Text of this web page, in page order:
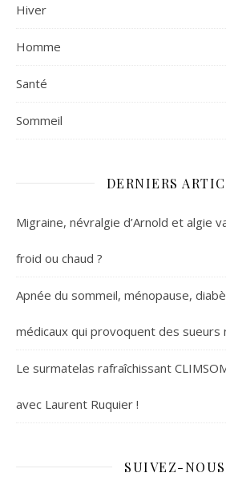
Hiver
Homme
Santé
Sommeil
DERNIERS
Migraine, névralgie d’Arnold et algie
froid ou chaud ?
Apnée du sommeil, ménopause,
médicaux qui provoquent des sueurs
Le surmatelas rafraîchissant
avec Laurent Ruquier !
SUIVEZ-